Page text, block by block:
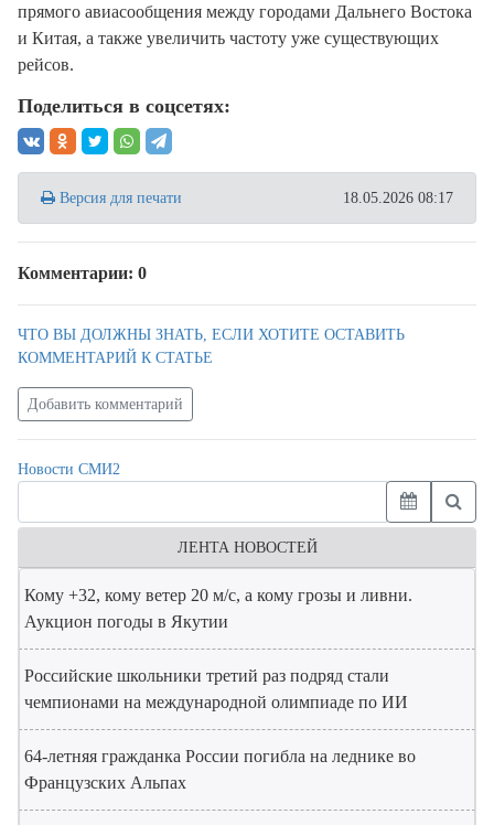
прямого авиасообщения между городами Дальнего Востока
и Китая, а также увеличить частоту уже существующих
рейсов.
Поделиться в соцсетях:
Версия для печати 18.05.2026 08:17
Комментарии: 0
ЧТО ВЫ ДОЛЖНЫ ЗНАТЬ, ЕСЛИ ХОТИТЕ ОСТАВИТЬ
КОММЕНТАРИЙ К СТАТЬЕ
Добавить комментарий
Новости СМИ2
ЛЕНТА НОВОСТЕЙ
Кому +32, кому ветер 20 м/с, а кому грозы и ливни.
Аукцион погоды в Якутии
Российские школьники третий раз подряд стали
чемпионами на международной олимпиаде по ИИ
64-летняя гражданка России погибла на леднике во
Французских Альпах